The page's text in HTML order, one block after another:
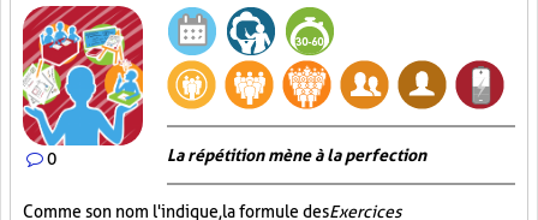
0 La répétition mène à la perfection
Comme son nom l'indique, la formule desExercices